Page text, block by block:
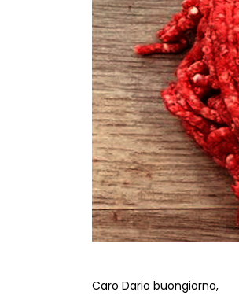
Caro Dario buongiorno,